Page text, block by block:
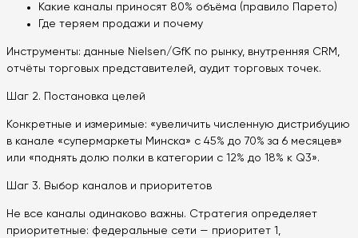
Какие каналы приносят 80% объёма (правило Парето)
Где теряем продажи и почему
Инструменты: данные Nielsen/GfK по рынку, внутренняя CRM,
отчёты торговых представителей, аудит торговых точек.
Шаг 2. Постановка целей
Конкретные и измеримые: «увеличить численную дистрибуцию
в канале «супермаркеты Минска» с 45% до 70% за 6 месяцев»
или «поднять долю полки в категории с 12% до 18% к Q3».
Шаг 3. Выбор каналов и приоритетов
Не все каналы одинаково важны. Стратегия определяет
приоритетные: федеральные сети — приоритет 1,